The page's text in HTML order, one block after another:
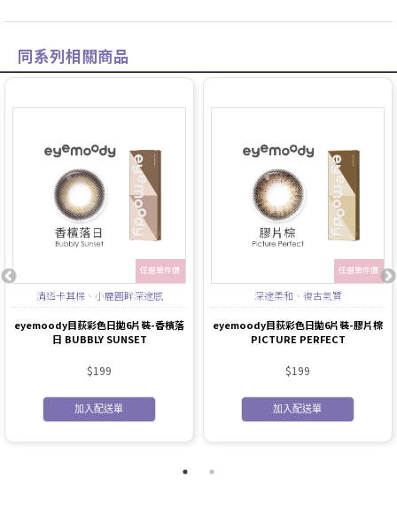
同系列相關商品
任選單件價
清透卡其棕、小鹿圓眸深邃感
eyemoody目荻彩色日拋6片裝-香檳落
日 BUBBLY SUNSET
$199
加入配送單
任選單件價
深邃柔和、復古氣質
eyemoody目荻彩色日拋6片裝-膠片棕
PICTURE PERFECT
$199
加入配送單